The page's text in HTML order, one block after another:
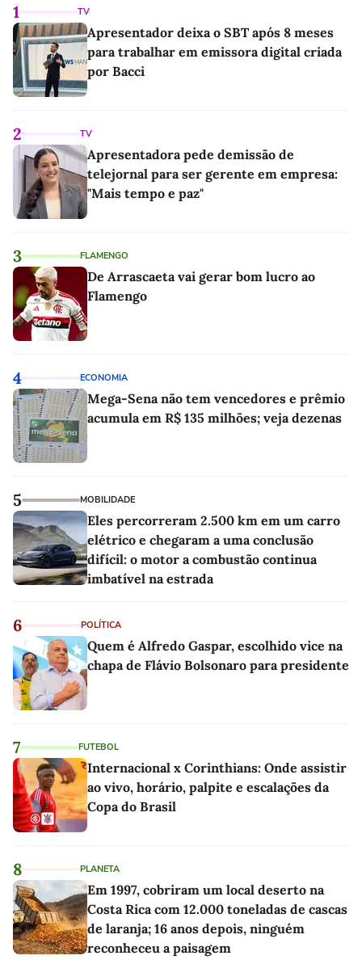
1 TV
Apresentador deixa o SBT após 8 meses
para trabalhar em emissora digital criada
por Bacci
2 TV
Apresentadora pede demissão de
telejornal para ser gerente em empresa:
"Mais tempo e paz"
3 FLAMENGO
De Arrascaeta vai gerar bom lucro ao
Flamengo
4 ECONOMIA
Mega-Sena não tem vencedores e prêmio
acumula em R$ 135 milhões; veja dezenas
5 MOBILIDADE
Eles percorreram 2.500 km em um carro
elétrico e chegaram a uma conclusão
difícil: o motor a combustão continua
imbatível na estrada
6 POLÍTICA
Quem é Alfredo Gaspar, escolhido vice na
chapa de Flávio Bolsonaro para presidente
7 FUTEBOL
Internacional x Corinthians: Onde assistir
ao vivo, horário, palpite e escalações da
Copa do Brasil
8 PLANETA
Em 1997, cobriram um local deserto na
Costa Rica com 12.000 toneladas de cascas
de laranja; 16 anos depois, ninguém
reconheceu a paisagem